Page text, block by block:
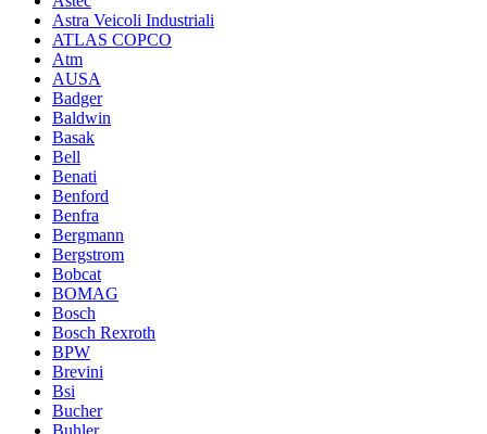
Astra Veicoli Industriali
ATLAS COPCO
Atm
AUSA
Badger
Baldwin
Basak
Bell
Benati
Benford
Benfra
Bergmann
Bergstrom
Bobcat
BOMAG
Bosch
Bosch Rexroth
BPW
Brevini
Bsi
Bucher
Buhler